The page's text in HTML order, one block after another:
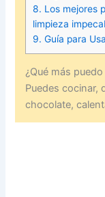
8. Los mejores
limpieza
9. Guía para
¿Qué más
Puedes cocinar,
chocolate,